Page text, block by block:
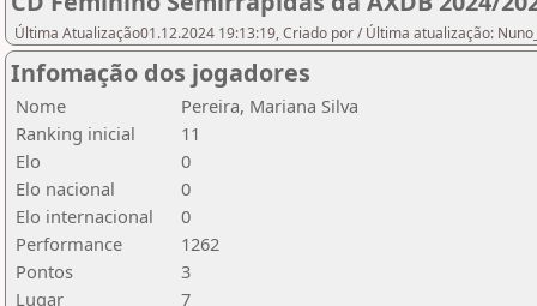
Última Atualização01.12.2024 19:13:19, Criado por / Última atualização:
Infomação dos jogadores
Nome
Pereira, Mariana Silva
Ranking inicial
11
Elo
0
Elo nacional
0
Elo internacional
0
Performance
1262
Pontos
3
Lugar
7